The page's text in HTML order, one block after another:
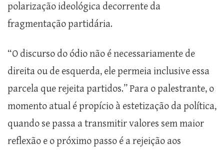
polarização ideológica decorrente da
fragmentação partidária.
“O discurso do ódio não é necessariamente de
direita ou de esquerda, ele permeia inclusive essa
parcela que rejeita partidos.” Para o palestrante, o
momento atual é propício à estetização da política,
quando se passa a transmitir valores sem maior
reflexão e o próximo passo é a rejeição aos